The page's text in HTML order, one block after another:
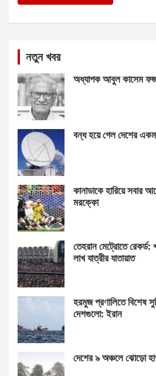
নতুন খবর
অধ্যাপক আবুল কাসেম
বন্ধ হয়ে গেল দেশের
কানাডাকে হারিয়ে সবার
মরক্কো
তেহরান মেট্রোতে রেকর্ড:
লাখ যাত্রীর যাতায়াত
হরমুজ প্রণালিতে বিশেষ
দেশগুলো: ইরান
দেশের ৯ অঞ্চলে ঝোড়ো